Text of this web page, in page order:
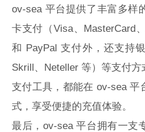
ov-sea 平台提供了丰富多样
卡支付（Visa、MasterCard
和 PayPal 支付外，还支持
Skrill、Neteller 等）等支付
支付工具，都能在 ov-sea 平
式，享受便捷的充值体验。
最后，ov-sea 平台拥有一支